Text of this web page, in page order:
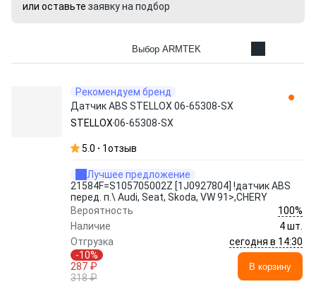
или оставьте заявку на подбор
Выбор ARMTEK
Рекомендуем бренд
Датчик ABS STELLOX 06-65308-SX
STELLOX06-65308-SX
5.0 1отзыв
Лучшее предложение
21584F=S105705002Z [1J0927804] !датчик ABS
перед. п.\ Audi, Seat, Skoda, VW 91>,CHERY
Вероятность
100%
Наличие
4 шт.
Отгрузка
сегодня в 14:30
-10%
287 ₽
318 ₽
В корзину